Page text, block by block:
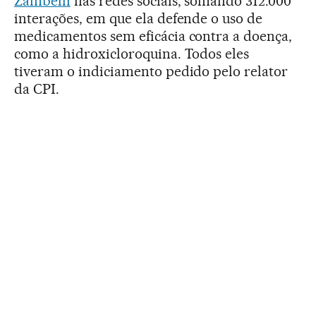
interações, em que ela defende o uso de
medicamentos sem eficácia contra a doença,
como a hidroxicloroquina. Todos eles
tiveram o indiciamento pedido pelo relator
da CPI.